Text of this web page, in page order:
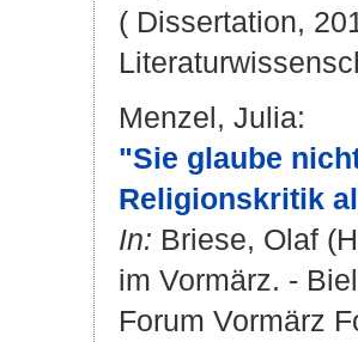
( Dissertation,
Menzel, Julia:
"Sie glaube
Religionskritik
In: Briese, Olaf
im Vormärz. -
Forum Vormärz